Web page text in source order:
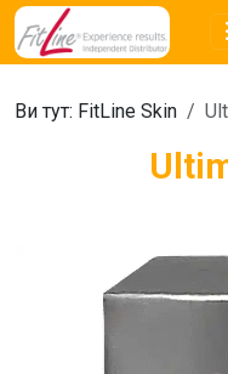
Ви тут: FitLine Skin